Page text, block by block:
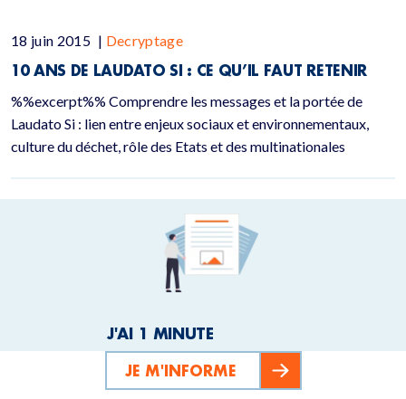
18 juin 2015 | Decryptage
10 ANS DE LAUDATO SI : CE QU’IL FAUT RETENIR
%%excerpt%% Comprendre les messages et la portée de
Laudato Si : lien entre enjeux sociaux et environnementaux,
culture du déchet, rôle des Etats et des multinationales
J'AI 1 MINUTE
JE M'INFORME